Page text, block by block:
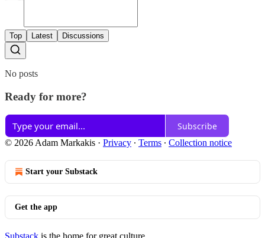
Top Latest Discussions
No posts
Ready for more?
Subscribe
© 2026 Adam Markakis · Privacy ∙ Terms ∙ Collection notice
Start your Substack
Get the app